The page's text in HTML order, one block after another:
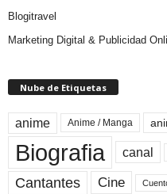
Blogitravel
Marketing Digital & Publicidad
Nube de Etiquetas
anime Anime / Manga
Biografia canal
Cantantes Cine